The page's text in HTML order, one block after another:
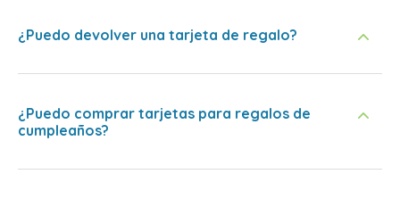
¿Puedo devolver una tarjeta de regalo?
¿Puedo comprar tarjetas para regalos de
cumpleaños?